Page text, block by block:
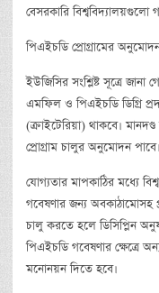
বেসরকারি
পিএইচডি প্রোগ্রামের
ইউজিসির সংশ্লিষ্ট সূত্রে জানা
এমফিল ও পিএইচডি ডিগ্রি
(ক্রাইটেরিয়া) থাকবে।
প্রোগ্রাম চালুর অনুমোদন পাবে।
যোগ্যতার মাপকাঠির মধ্যে
গবেষণার জন্য অবকাঠামোসহ
চালু করতে হলে ডিসিপ্লিন
পিএইচডি গবেষণার ক্ষেত্রে
মনোনয়ন দিতে হবে।